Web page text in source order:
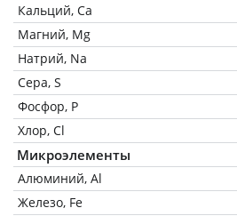
Кальций, Ca
Магний, Mg
Натрий, Na
Сера, S
Фосфор, P
Хлор, Cl
Микроэлементы
Алюминий, Al
Железо, Fe